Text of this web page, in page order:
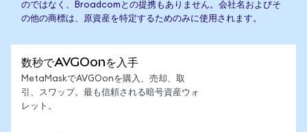
のではなく、Broadcomとの提携もありません。会社名およびそ
の他の商標は、原資産を特定するためのみに使用されます。
数秒でAVGOonを入手
MetaMaskでAVGOonを購入、売却、取
引、スワップ。最も信頼される暗号資産ウォ
レット。